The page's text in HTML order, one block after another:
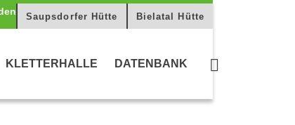
Saupsdorfer Hütte Bielatal Hütte
KLETTERHALLE DATENBANK